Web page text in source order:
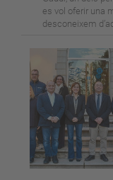
es vol oferir una
desconeixem